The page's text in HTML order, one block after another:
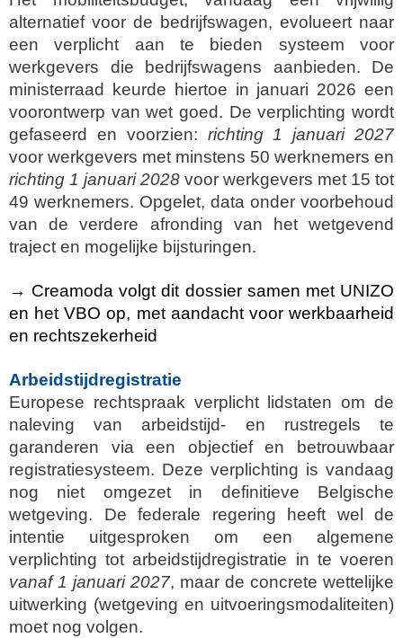
alternatief voor de bedrijfswagen, evolueert naar
een verplicht aan te bieden systeem voor
werkgevers die bedrijfswagens aanbieden. De
ministerraad keurde hiertoe in januari 2026 een
voorontwerp van wet goed. De verplichting wordt
gefaseerd en voorzien: richting 1 januari 2027
voor werkgevers met minstens 50 werknemers en
richting 1 januari 2028 voor werkgevers met 15 tot
49 werknemers. Opgelet, data onder voorbehoud
van de verdere afronding van het wetgevend
traject en mogelijke bijsturingen.
→ Creamoda volgt dit dossier samen met UNIZO
en het VBO op, met aandacht voor werkbaarheid
en rechtszekerheid
Arbeidstijdregistratie
Europese rechtspraak verplicht lidstaten om de
naleving van arbeidstijd‑ en rustregels te
garanderen via een objectief en betrouwbaar
registratiesysteem. Deze verplichting is vandaag
nog niet omgezet in definitieve Belgische
wetgeving. De federale regering heeft wel de
intentie uitgesproken om een algemene
verplichting tot arbeidstijdregistratie in te voeren
vanaf 1 januari 2027, maar de concrete wettelijke
uitwerking (wetgeving en uitvoeringsmodaliteiten)
moet nog volgen.